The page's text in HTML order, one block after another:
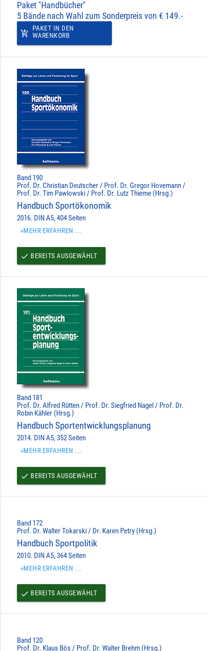
Paket "Handbücher"
5 Bände nach Wahl zum Sonderpreis von € 149.-
add_shopping_cart
PAKET IN DEN
WARENKORB
Band 190
Prof. Dr. Christian Deutscher / Prof. Dr. Gregor Hovemann /
Prof. Dr. Tim Pawlowski / Prof. Dr. Lutz Thieme (Hrsg.)
Handbuch Sportökonomik
2016. DIN A5, 404 Seiten
»MEHR ERFAHREN ...
done BEREITS AUSGEWÄHLT
Band 181
Prof. Dr. Alfred Rütten / Prof. Dr. Siegfried Nagel / Prof. Dr.
Robin Kähler (Hrsg.)
Handbuch Sportentwicklungsplanung
2014. DIN A5, 352 Seiten
»MEHR ERFAHREN ...
done BEREITS AUSGEWÄHLT
Band 172
Prof. Dr. Walter Tokarski / Dr. Karen Petry (Hrsg.)
Handbuch Sportpolitik
2010. DIN A5, 364 Seiten
»MEHR ERFAHREN ...
done BEREITS AUSGEWÄHLT
Band 120
Prof. Dr. Klaus Bös / Prof. Dr. Walter Brehm (Hrsg.)